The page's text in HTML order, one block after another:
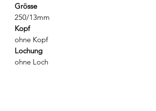
Grösse
250/13mm
Kopf
ohne Kopf
Lochung
ohne Loch